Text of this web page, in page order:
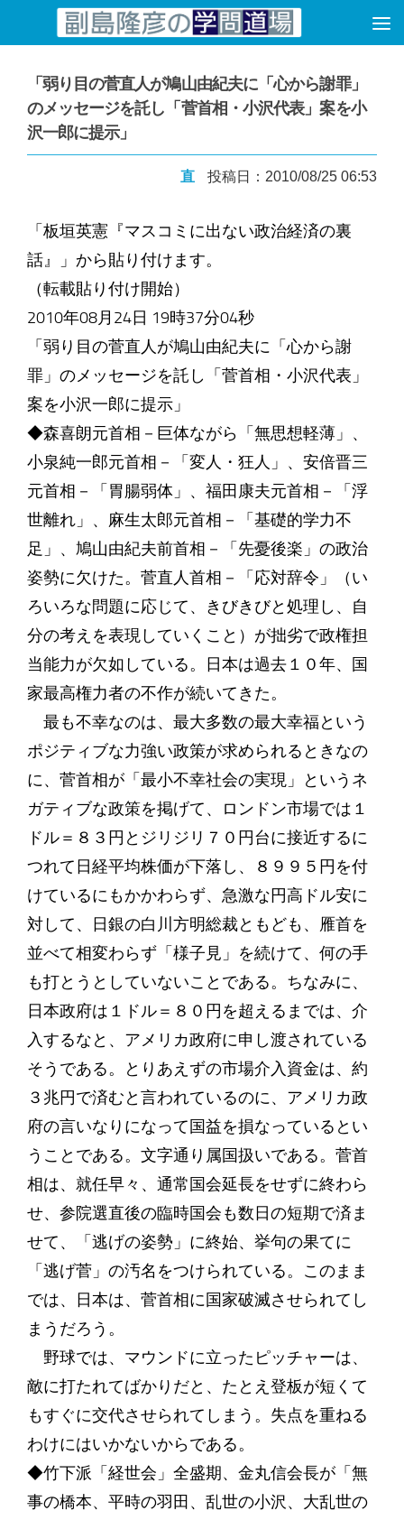
コンテンツへスキップ
「弱り目の菅直人が鳩山由紀夫に「心から謝罪」
のメッセージを託し「菅首相・小沢代表」案を小
沢一郎に提示」
直 投稿日：2010/08/25 06:53
「板垣英憲『マスコミに出ない政治経済の裏
話』」から貼り付けます。
（転載貼り付け開始）
2010年08月24日 19時37分04秒
「弱り目の菅直人が鳩山由紀夫に「心から謝
罪」のメッセージを託し「菅首相・小沢代表」
案を小沢一郎に提示」
◆森喜朗元首相－巨体ながら「無思想軽薄」、
小泉純一郎元首相－「変人・狂人」、安倍晋三
元首相－「胃腸弱体」、福田康夫元首相－「浮
世離れ」、麻生太郎元首相－「基礎的学力不
足」、鳩山由紀夫前首相－「先憂後楽」の政治
姿勢に欠けた。菅直人首相－「応対辞令」（い
ろいろな問題に応じて、きびきびと処理し、自
分の考えを表現していくこと）が拙劣で政権担
当能力が欠如している。日本は過去１０年、国
家最高権力者の不作が続いてきた。
最も不幸なのは、最大多数の最大幸福という
ポジティブな力強い政策が求められるときなの
に、菅首相が「最小不幸社会の実現」というネ
ガティブな政策を掲げて、ロンドン市場では１
ドル＝８３円とジリジリ７０円台に接近するに
つれて日経平均株価が下落し、８９９５円を付
けているにもかかわらず、急激な円高ドル安に
対して、日銀の白川方明総裁ともども、雁首を
並べて相変わらず「様子見」を続けて、何の手
も打とうとしていないことである。ちなみに、
日本政府は１ドル＝８０円を超えるまでは、介
入するなと、アメリカ政府に申し渡されている
そうである。とりあえずの市場介入資金は、約
３兆円で済むと言われているのに、アメリカ政
府の言いなりになって国益を損なっているとい
うことである。文字通り属国扱いである。菅首
相は、就任早々、通常国会延長をせずに終わら
せ、参院選直後の臨時国会も数日の短期で済ま
せて、「逃げの姿勢」に終始、挙句の果てに
「逃げ菅」の汚名をつけられている。このまま
では、日本は、菅首相に国家破滅させられてし
まうだろう。
野球では、マウンドに立ったピッチャーは、
敵に打たれてばかりだと、たとえ登板が短くて
もすぐに交代させられてしまう。失点を重ねる
わけにはいかないからである。
◆竹下派「経世会」全盛期、金丸信会長が「無
事の橋本、平時の羽田、乱世の小沢、大乱世の